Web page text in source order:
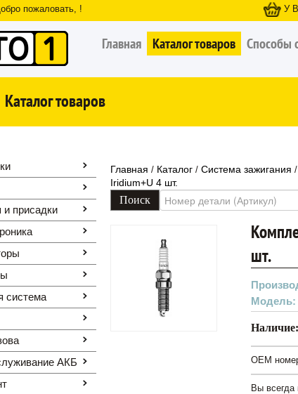
пожаловать, ! У
Главная Каталог товаров Способы
Каталог товаров
и присадки
система
АКБ
Главная / Каталог / Система зажигания /
Iridium+U 4 шт.
шт.
Модель:
Наличие:
OEM
Вы